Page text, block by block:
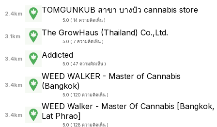
2.4km TOMGUNKUB สาขา บางบัว cannabis store
5.0 ( 14 ความคิดเห็น )
3.1km The GrowHaus (Thailand) Co.,Ltd.
5.0 ( 7 ความคิดเห็น )
3.4km Addicted
5.0 ( 47 ความคิดเห็น )
3.4km
WEED WALKER - Master of Cannabis
(Bangkok)
5.0 ( 120 ความคิดเห็น )
3.4km
WEED Walker - Master Of Cannabis [Bangkok,
Lat Phrao]
5.0 ( 128 ความคิดเห็น )